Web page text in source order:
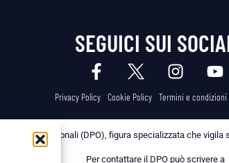
SEGUICI SUI
Privacy Policy Cookie Policy Termini e condizioni
dei Dati Personali (DPO), figura specializzata che
Per contattare il DPO può scrivere a